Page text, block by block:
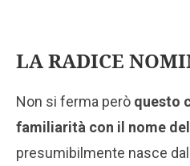
LA RADICE
Non si ferma però questo
familiarità con il nome
presumibilmente nasce